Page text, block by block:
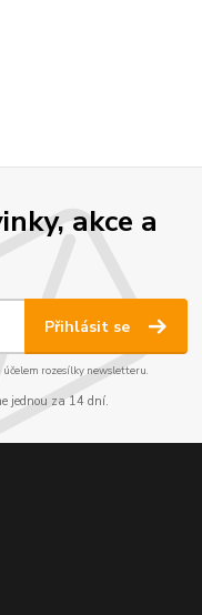
akce a
Přihlásit se
rozesílky newsletteru.
jednou za 14 dní.